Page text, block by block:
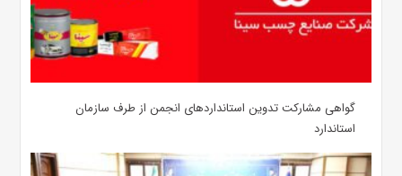
گواهی مشارکت تدوین استانداردهای انجمن از طرف سازمان
استاندارد